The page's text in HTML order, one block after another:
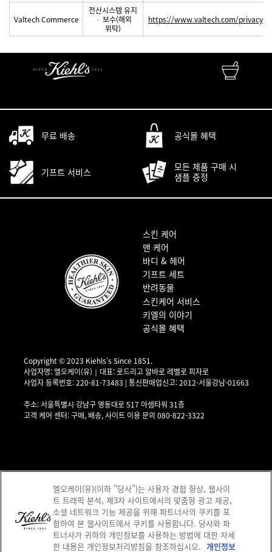
Valtech Commerce
전산시스템 유지
ᆞ 보수(해외
위탁)
https://www.valtech.com/privacy-
무료 배송 공식몰 혜택
기프트 서비스
모든 제품 구매 시
샘플 증정
스킨 케어
맨 케어
바디 & 헤어
기프트 세트
반려동물
스킨케어 서비스
키엘의 이야기
공식몰 혜택
Copyright © 2023 Kiehls’s Since 1851.
사업자명: 엘오케이(유)｜대표: 로드리고 알바로 레벨로 피자로
사업자 등록번호: 220-81-73483 | 통신판매업신고: 2012-서울강남-01663
주소: 서울특별시 강남구 영동대로 517 아셈타워 31층
고객 케어 센터: 구매, 배송, 사이트 이용 문의 080-822-3322
제이피모간 체이스은행 구매안전 서비스(채무지급보증) 고객님은 안전거래를 위해 현
금 결제한 금액에 대해 저희 쇼핑몰에서 가입한 제이피모간 체이스은행 구매안전서비
엘오케이(유)(이하 "당사")는 사용자 경험 향상, 웹사이
트 트래픽 분석, 제3자 사이트에서의 맞춤형 광고 제공,
소셜 네트워크 기능 제공을 위해 파트너사의 쿠키를 포
함하여 본 웹사이트에서 쿠키를 사용합니다. 당사와 파
트너사가 귀하의 개인정보를 사용하는 방법에 대한 자세
한 내용은 개인정보처리방침을 참조하십시오. 개인정보